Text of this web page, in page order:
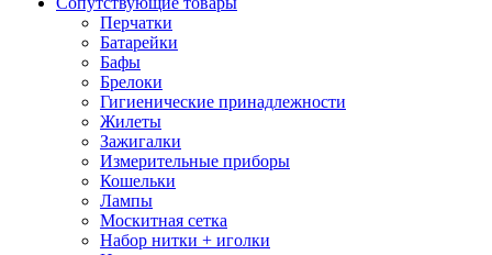
Перчатки
Батарейки
Бафы
Брелоки
Гигиенические принадлежности
Жилеты
Зажигалки
Измерительные приборы
Кошельки
Лампы
Москитная сетка
Набор нитки + иголки